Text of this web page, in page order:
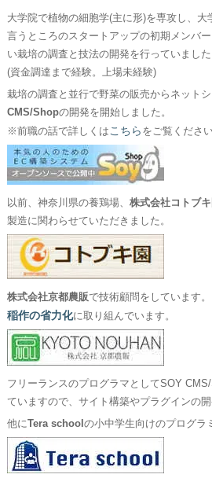
大学院で植物の細胞学(主に形)を専攻し、
言うところのスタートアップの初期メンバ
い栽培の調査と技法の開発を行っていました
(資金調達まで経験。上場未経験)
栽培の調査と並行で野菜の販売からネット
CMS/Shopの開発を開始しました。
※前職の話で詳しくは こちら をご覧ください
以前、神奈川県の養鶏場、 株式会社コトブキ
製造に関わらせていただきました。
株式会社京都農販で技術顧問をしています。
稲作の省力化に取り組んでいます。
フリーランスのプログラマとしてSOY
ていますので、サイト構築やプラグインの開
他にTera school の小中学生向けのプログラ